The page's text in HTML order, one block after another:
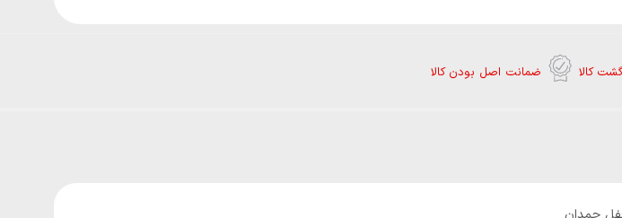
کالا ضمانت اصل بودن کالا